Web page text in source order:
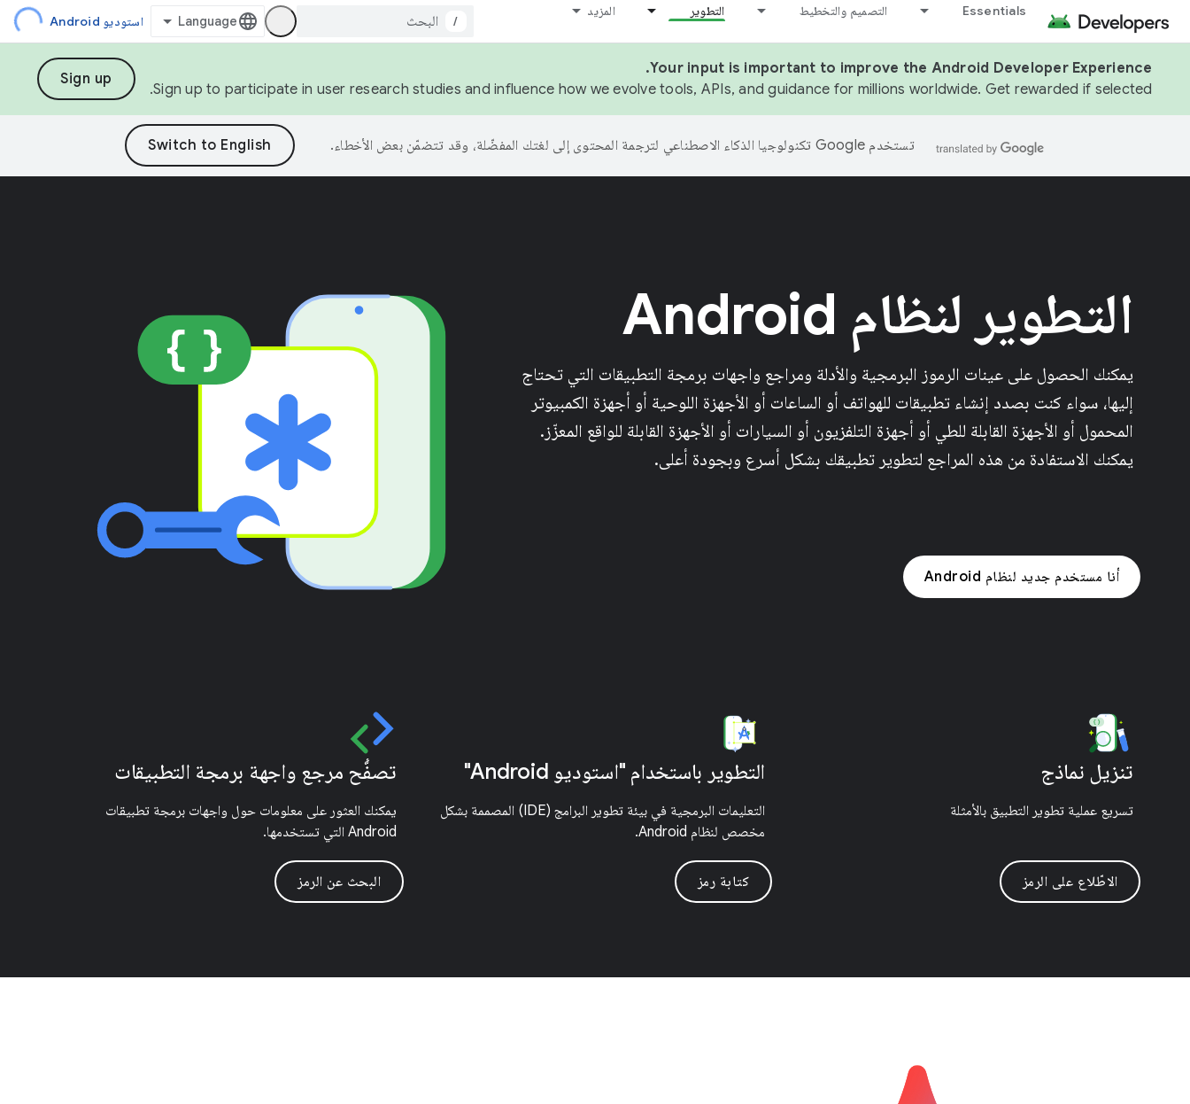
Essentials التصميم والتخطيط التطوير المزيد
/ استوديو Android
Your input is important to improve the Android Developer Experience.
Sign up to participate in user research studies and influence how we evolve tools, APIs, and guidance for millions worldwide. Get rewarded if selected.
Sign up
تستخدم Google تكنولوجيا الذكاء الاصطناعي لترجمة المحتوى إلى لغتك المفضّلة، وقد تتضمّن بعض الأخطاء.
التطوير لنظام Android
يمكنك الحصول على عينات الرموز البرمجية والأدلة ومراجع واجهات برمجة التطبيقات التي تحتاج
إليها، سواء كنت بصدد إنشاء تطبيقات للهواتف أو الساعات أو الأجهزة اللوحية أو أجهزة الكمبيوتر
المحمول أو الأجهزة القابلة للطي أو أجهزة التلفزيون أو السيارات أو الأجهزة القابلة للواقع المعزّز.
يمكنك الاستفادة من هذه المراجع لتطوير تطبيقك بشكل أسرع وبجودة أعلى.
أنا مستخدم جديد لنظام Android
تنزيل نماذج
تسريع عملية تطوير التطبيق بالأمثلة
الاطّلاع على الرمز
التطوير باستخدام "استوديو Android"
التعليمات البرمجية في بيئة تطوير البرامج (IDE) المصممة بشكل
مخصص لنظام Android.
كتابة رمز
تصفُّح مرجع واجهة برمجة التطبيقات
يمكنك العثور على معلومات حول واجهات برمجة تطبيقات
Android التي تستخدمها.
البحث عن الرمز